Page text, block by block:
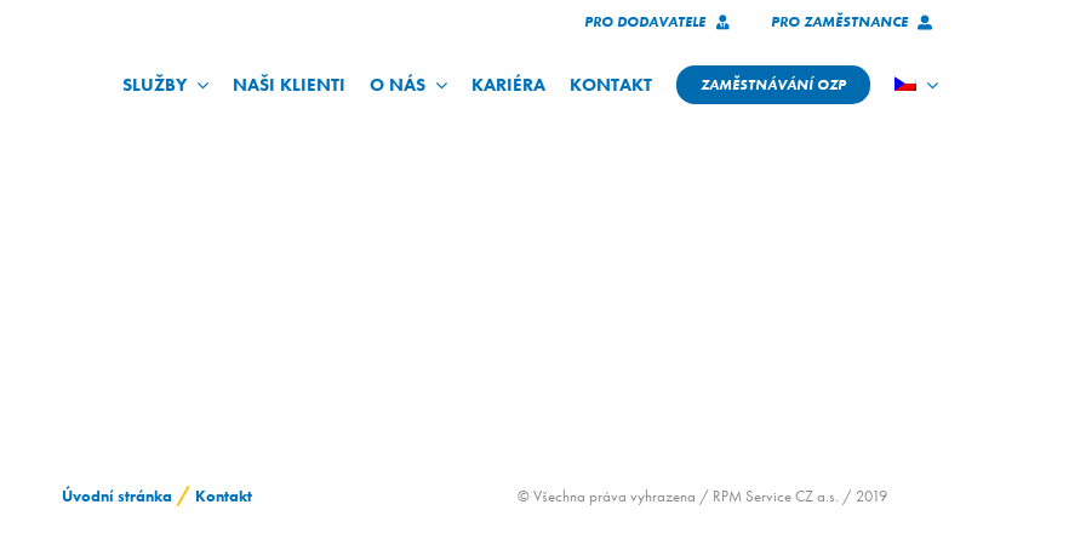
PRO DODAVATELE PRO ZAMĚSTNANCE
SLUŽBY NAŠI KLIENTI O NÁS KARIÉRA KONTAKT ZAMĚSTNÁVÁNÍ OZP
Úvodní stránka / Kontakt © Všechna práva vyhrazena / RPM Service CZ a.s. / 2019